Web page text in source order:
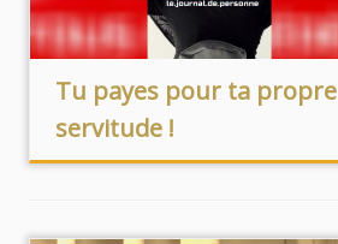
Tu payes pour ta propre
servitude !